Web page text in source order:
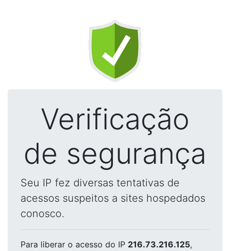
Verificação
de segurança
Seu IP fez diversas tentativas de
acessos suspeitos a sites hospedados
conosco.
Para liberar o acesso do IP 216.73.216.125,